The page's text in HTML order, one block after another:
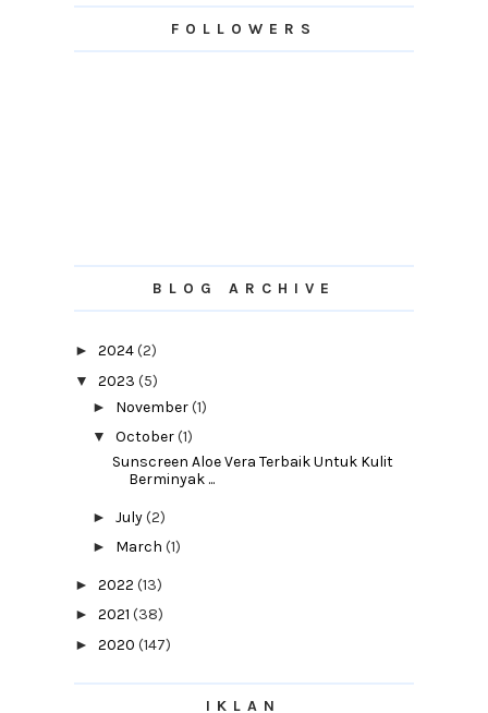
FOLLOWERS
BLOG ARCHIVE
► 2024(2)
▼ 2023 (5)
► November(1)
▼October(1)
Sunscreen Aloe Vera Terbaik Untuk Kulit
Berminyak ...
►July(2)
► March(1)
► 2022 (13)
► 2021 (38)
► 2020 (147)
IKLAN